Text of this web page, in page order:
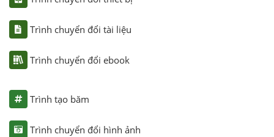
Trình chuyển đổi tài liệu
Trình chuyển đổi ebook
Trình tạo băm
Trình chuyển đổi hình ảnh